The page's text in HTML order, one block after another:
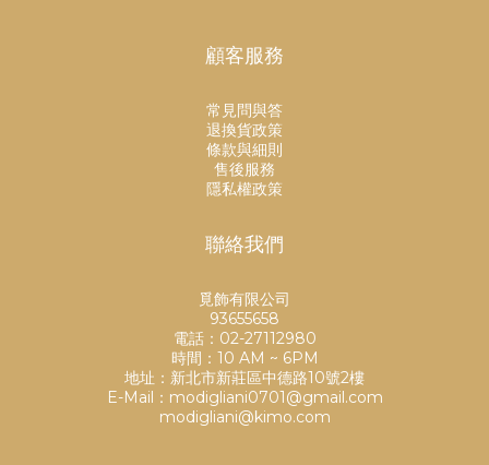
顧客服務
常見問與答
退換貨政策
條款與細則
售後服務
隱私權政策
聯絡我們
覓飾有限公司
93655658
電話：02-27112980
時間：10 AM ~ 6PM
地址：新北市新莊區中德路10號2樓
E-Mail：modigliani0701@gmail.com
modigliani@kimo.com